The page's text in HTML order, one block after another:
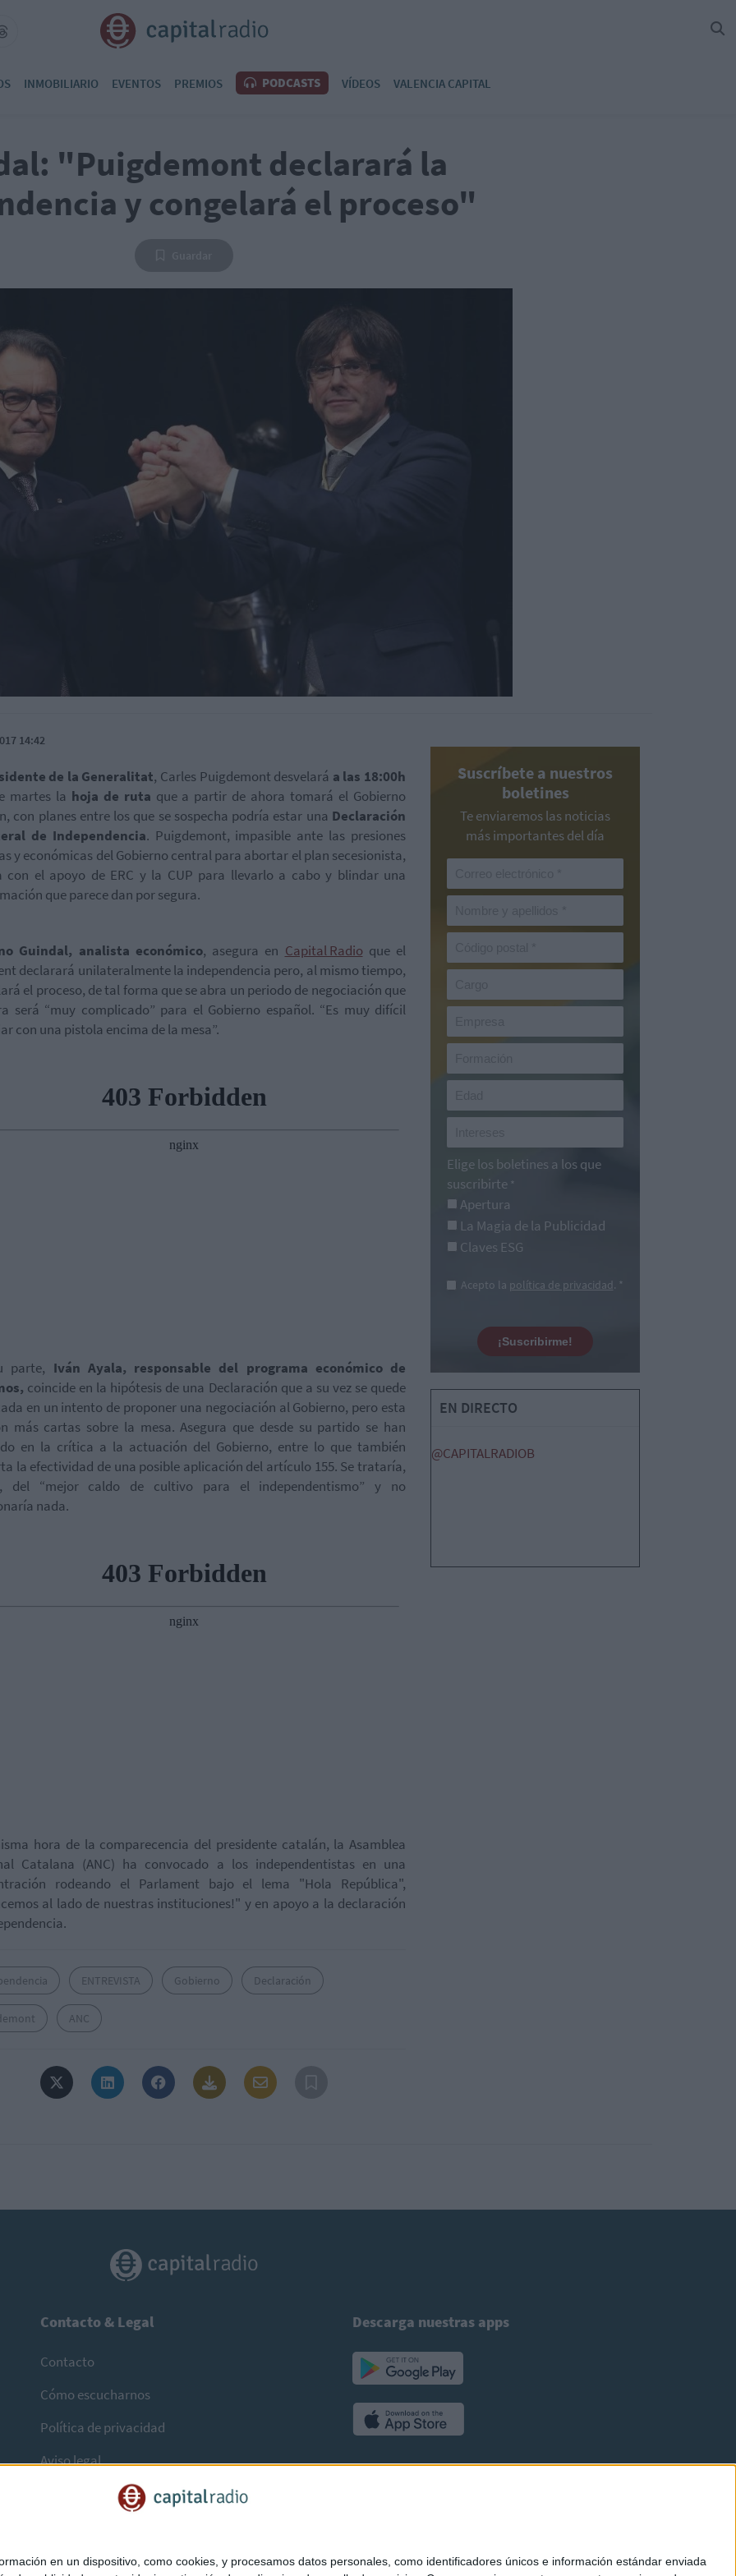
en un dispositivo, como cookies, y procesamos datos personales, como identificadores únicos e información estándar enviada
INMOBILIARIO EVENTOS PREMIOS PODCASTS VÍDEOS VALENCIA CAPITAL
"Puigdemont declarará la
y congelará el proceso"
14:42
de la Generalitat, Carles Puigdemont desvelará a las 18:00h
martes la hoja de ruta que a partir de ahora tomará el Gobierno
con planes entre los que se sospecha podría estar una Declaración
de Independencia. Puigdemont, impasible ante las presiones
y económicas del Gobierno central para abortar el plan secesionista,
con el apoyo de ERC y la CUP para llevarlo a cabo y blindar una
que parece dan por segura.
Guindal, analista económico, asegura en Capital Radio que el
declarará unilateralmente la independencia pero, al mismo tiempo,
el proceso, de tal forma que se abra un periodo de negociación que
será “muy complicado” para el Gobierno español. “Es muy difícil
con una pistola encima de la mesa”.
parte, Iván Ayala, responsable del programa económico de
coincide en la hipótesis de una Declaración que a su vez se quede
en un intento de proponer una negociación al Gobierno, pero esta
más cartas sobre la mesa. Asegura que desde su partido se han
en la crítica a la actuación del Gobierno, entre lo que también
la efectividad de una posible aplicación del artículo 155. Se trataría,
del “mejor caldo de cultivo para el independentismo” y no
nada.
hora de la comparecencia del presidente catalán, la Asamblea
Catalana (ANC) ha convocado a los independentistas en una
rodeando el Parlament bajo el lema "Hola República",
al lado de nuestras instituciones!" y en apoyo a la declaración
ENTREVISTA Gobierno Declaración
ANC
Suscríbete a nuestros
boletines
Te enviaremos las noticias
más importantes del día
Elige los boletines a los que
suscribirte *
Apertura
La Magia de la Publicidad
Claves ESG
Acepto la política de privacidad. *
¡Suscribirme!
EN DIRECTO
@CAPITALRADIOB
Contacto & Legal
Contacto
Cómo escucharnos
Política de privacidad
Aviso legal
Descarga nuestras apps